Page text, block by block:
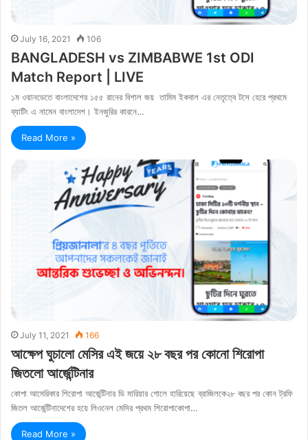
July 16, 2021 106
BANGLADESH vs ZIMBABWE 1st ODI
Match Report | LIVE
১ম ওয়ানডেতে বাংলাদেশের ১৫৫ রানের বিশাল জয় তামিম ইকবাল এর নেতৃত্বে টসে হেরে প্রথমে
ব্যাটিং এ নামেন বাংলাদেশ। ইনজুরির কারনে…
Read More »
July 11, 2021 166
আক্ষেপ ঘুচালো মেসির এই জয়ে ২৮ বছর পর কোনো শিরোপা
জিতলো আর্জেন্টিনার
কোপা আমেরিকার শিরোপা আর্জেন্টিনার ডি মারিয়ার গোলে হারিয়েছে ব্রাজিলকে২৮ বছর পর কোন ট্রফি
জিতল আর্জেন্টিনাদেশের হয়ে লিওনেল মেসির প্রথম শিরোপাকোপা…
Read More »